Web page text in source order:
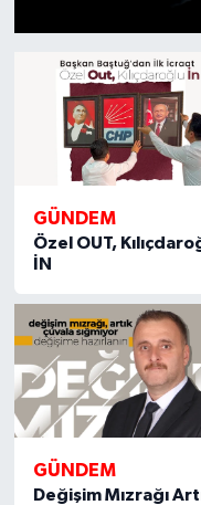
GÜNDEM
Özel OUT,
İN
GÜNDEM
Değişim Mızrağı